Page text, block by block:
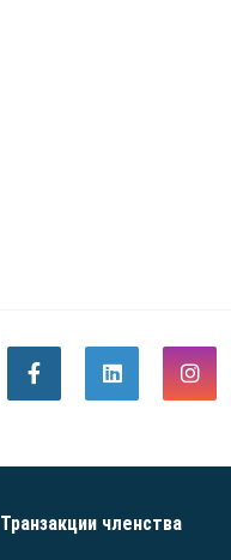
Транзакции членства